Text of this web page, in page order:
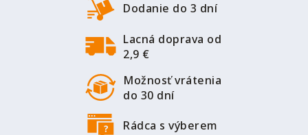
Dodanie do 3 dní
Lacná doprava od
2,9 €
Možnosť vrátenia
do 30 dní
Rádca s výberem